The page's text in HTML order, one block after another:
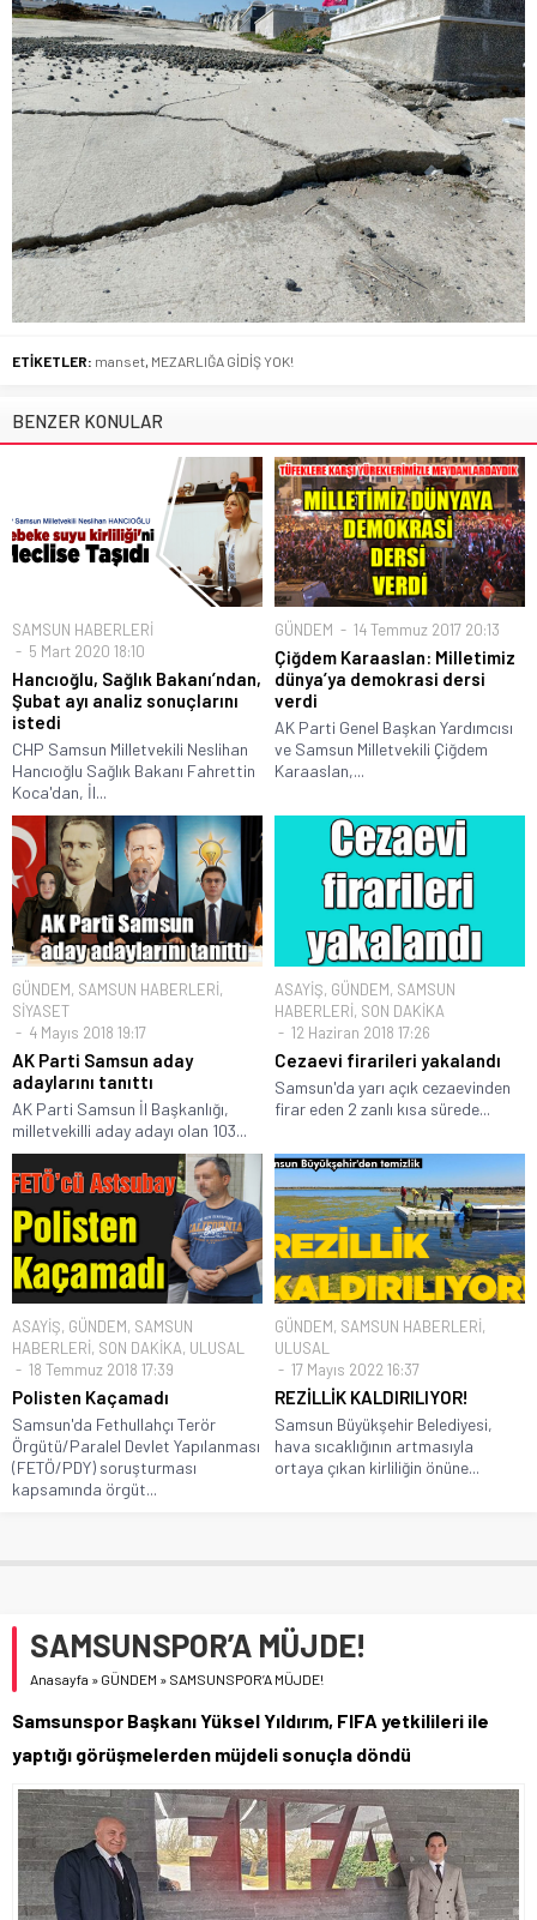
ETİKETLER: manset MEZARLIĞA GİDİŞ YOK!
BENZER KONULAR
SAMSUN HABERLERİ
5 Mart 2020 18:10
Hancıoğlu, Sağlık Bakanı’ndan,
Şubat ayı analiz sonuçlarını
istedi
CHP Samsun Milletvekili Neslihan
Hancıoğlu Sağlık Bakanı Fahrettin
Koca'dan, İl...
GÜNDEM 14 Temmuz 2017 20:13
Çiğdem Karaaslan: Milletimiz
dünya’ya demokrasi dersi
verdi
AK Parti Genel Başkan Yardımcısı
ve Samsun Milletvekili Çiğdem
Karaaslan,...
GÜNDEM, SAMSUN HABERLERİ,
SİYASET
4 Mayıs 2018 19:17
AK Parti Samsun aday
adaylarını tanıttı
AK Parti Samsun İl Başkanlığı,
milletvekilli aday adayı olan 103...
ASAYİŞ, GÜNDEM, SAMSUN
HABERLERİ, SON DAKİKA
12 Haziran 2018 17:26
Cezaevi firarileri yakalandı
Samsun'da yarı açık cezaevinden
firar eden 2 zanlı kısa sürede...
ASAYİŞ, GÜNDEM, SAMSUN
HABERLERİ, SON DAKİKA, ULUSAL
18 Temmuz 2018 17:39
Polisten Kaçamadı
Samsun'da Fethullahçı Terör
Örgütü/Paralel Devlet Yapılanması
(FETÖ/PDY) soruşturması
kapsamında örgüt...
GÜNDEM, SAMSUN HABERLERİ,
ULUSAL
17 Mayıs 2022 16:37
REZİLLİK KALDIRILIYOR!
Samsun Büyükşehir Belediyesi,
hava sıcaklığının artmasıyla
ortaya çıkan kirliliğin önüne...
SAMSUNSPOR’A MÜJDE!
Anasayfa » GÜNDEM » SAMSUNSPOR’A MÜJDE!
Samsunspor Başkanı Yüksel Yıldırım, FIFA yetkilileri ile
yaptığı görüşmelerden müjdeli sonuçla döndü